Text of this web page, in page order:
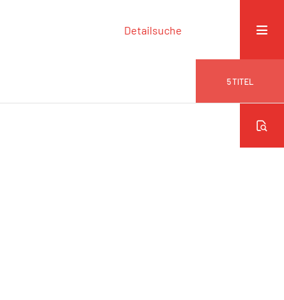
Detailsuche
5TITEL